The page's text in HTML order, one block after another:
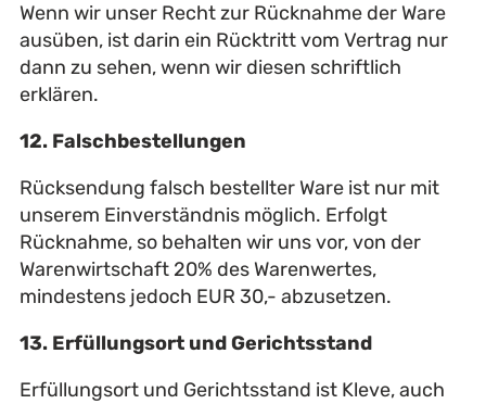
Wenn wir unser Recht zur Rücknahme der Ware
ausüben, ist darin ein Rücktritt vom Vertrag nur
dann zu sehen, wenn wir diesen schriftlich
erklären.
12. Falschbestellungen
Rücksendung falsch bestellter Ware ist nur mit
unserem Einverständnis möglich. Erfolgt
Rücknahme, so behalten wir uns vor, von der
Warenwirtschaft 20% des Warenwertes,
mindestens jedoch EUR 30,- abzusetzen.
13. Erfüllungsort und Gerichtsstand
Erfüllungsort und Gerichtsstand ist Kleve, auch